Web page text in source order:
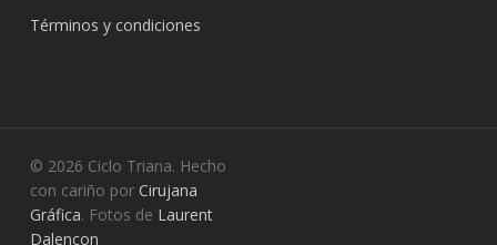
Términos y condiciones
© 2026 Ciclo Triana. Hecho
con cariño por Cirujana
Gráfica. Fotos de Laurent
Dalençon